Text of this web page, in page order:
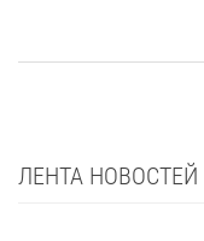
ЛЕНТА НОВОСТЕЙ